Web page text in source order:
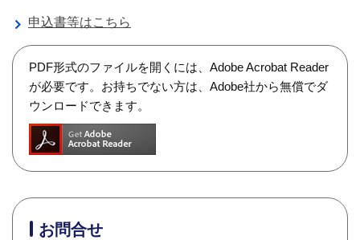
申込書等はこちら
PDF形式のファイルを開くには、Adobe Acrobat Reader
が必要です。お持ちでない方は、Adobe社から無償でダ
ウンロードできます。
お問合せ